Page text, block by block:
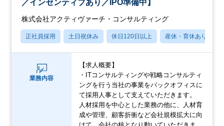
／インセンティブあり／IPO準備中】
株式会社アクティヴァーチ・コンサルティング
正社員採用 土日祝休み 休日120日以上 産休・育休あり
業務内容
【求人概要】
・ITコンサルティングや戦略コンサルティ
ングを行う当社の事業をバックオフィスに
て採用人事として支えていただきます。
人材採用を中心とした業務の他に、人材育
成や管理、顧客折衝など会社規模拡大に向